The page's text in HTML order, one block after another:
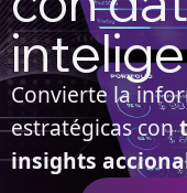
Convierte la
estratégicas con
insights